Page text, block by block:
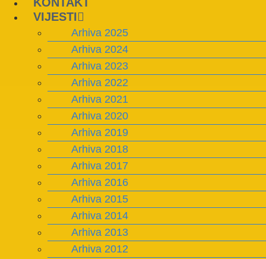
VIJESTI
Arhiva 2025
Arhiva 2024
Arhiva 2023
Arhiva 2022
Arhiva 2021
Arhiva 2020
Arhiva 2019
Arhiva 2018
Arhiva 2017
Arhiva 2016
Arhiva 2015
Arhiva 2014
Arhiva 2013
Arhiva 2012